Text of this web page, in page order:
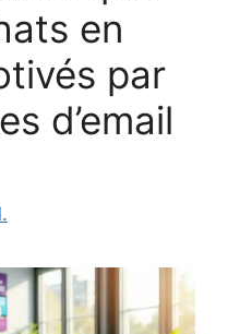
en
par
d’email